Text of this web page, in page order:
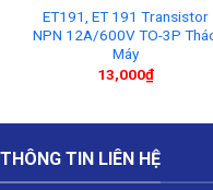
ET191, ET 191 Transistor
NPN 12A/600V TO-3P
Máy
13,000₫
THÔNG TIN LIÊN HỆ